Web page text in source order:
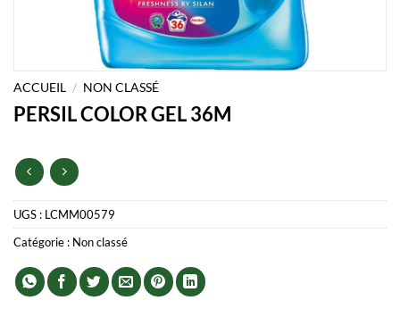
ACCUEIL / NON CLASSÉ
PERSIL COLOR GEL 36M
UGS : LCMM00579
Catégorie : Non classé